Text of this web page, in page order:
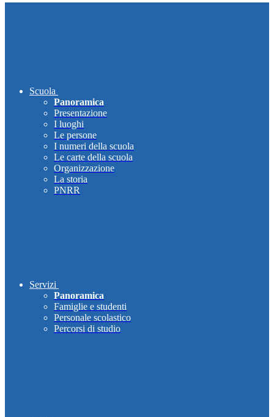
Scuola
Panoramica
Presentazione
I luoghi
Le persone
I numeri della scuola
Le carte della scuola
Organizzazione
La storia
PNRR
Servizi
Panoramica
Famiglie e studenti
Personale scolastico
Percorsi di studio